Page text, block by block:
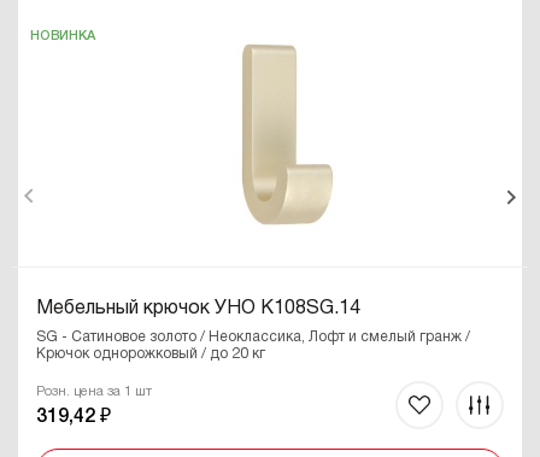
НОВИНКА
Мебельный крючок УНО K108SG.14
SG - Сатиновое золото / Неоклассика, Лофт и смелый гранж /
Крючок однорожковый / до 20 кг
Розн. цена за 1 шт
319,42 ₽